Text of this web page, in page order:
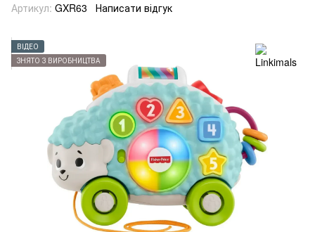
Артикул: GXR63 Написати відгук
ВІДЕО
ЗНЯТО З ВИРОБНИЦТВА